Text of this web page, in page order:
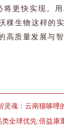
将更快实现。
稞生物这样的
高质量发展与智
魂：云南猫哆哩
全球优先:倍益康